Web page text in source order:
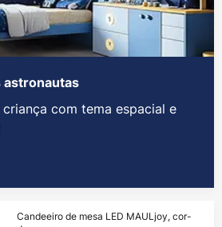
astronautas
com tema espacial e
Candeeiro de mesa LED MAULjoy, cor-